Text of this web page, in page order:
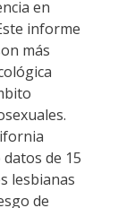
en
informe
más
de 15
lesbianas
de